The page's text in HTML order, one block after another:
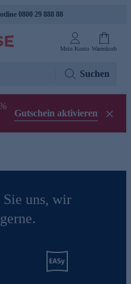
0800 29 888 88
Mein Konto Warenkorb
Suchen
Gutschein aktivieren
uns, wir